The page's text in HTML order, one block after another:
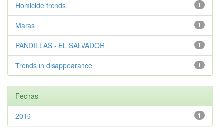
1
Homicide trends
1
Maras
1
PANDILLAS - EL SALVADOR
1
Trends in disappearance
Fechas
1
2016